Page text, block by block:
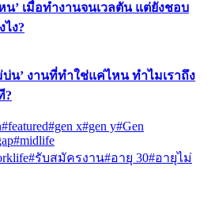
น’ เมื่อทำงานจนเวลตัน แต่ยังชอบ
ง?
น’ งานที่ทำใช่แค่ไหน ทำไมเราถึง
?
#featured#gen x#gen y#Gen
#midlife
#รับสมัครงาน#อายุ 30#อายุไม่